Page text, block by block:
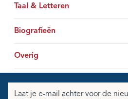
Taal & Letteren
Biografieën
Overig
mailadres